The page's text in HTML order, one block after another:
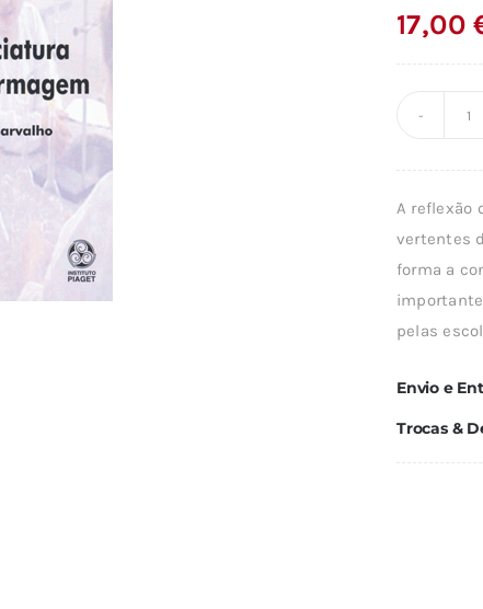
17,00
A reflexão
vertentes
forma a
pelas
Envio e
Trocas &